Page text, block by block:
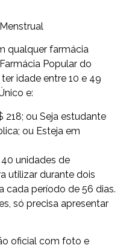
qualquer farmácia
Popular do
ter idade entre 10 e 49
e:
218; ou Seja estudante
ou Esteja em
unidades de
utilizar durante dois
cada período de 56 dias.
só precisa apresentar
oficial com foto e